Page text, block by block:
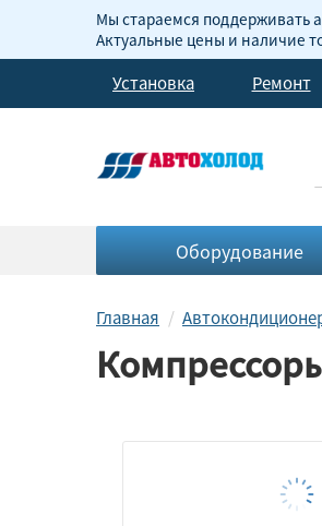
Мы стараемся поддерживать
Актуальные цены и наличие
Установка Ремонт
Оборудование
Главная